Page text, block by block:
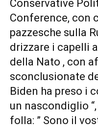
Conservative
Conference, con
pazzesche sulla
drizzare i capelli
della Nato , con
sconclusionate
Biden ha preso i
un nascondiglio
folla: ” Sono il